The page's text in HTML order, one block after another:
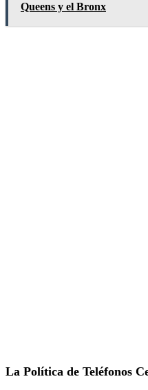
Queens y el Bronx
La Política de Teléfonos